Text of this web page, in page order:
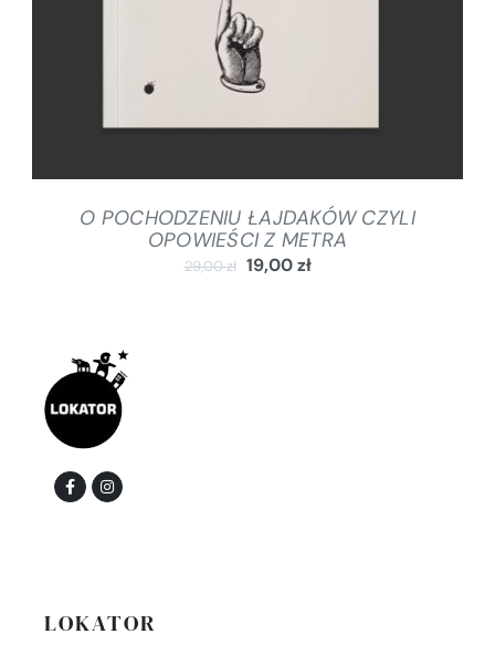
O POCHODZENIU ŁAJDAKÓW CZYLI
OPOWIEŚCI Z METRA
29,00zł 19,00zł
LOKATOR